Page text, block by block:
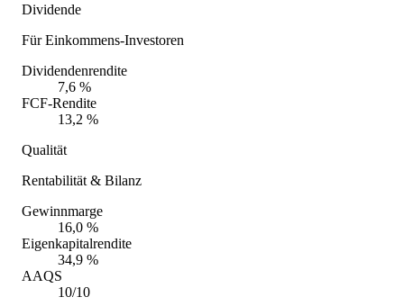
Dividende
Für Einkommens-Investoren
Dividendenrendite
7,6 %
FCF-Rendite
13,2 %
Qualität
Rentabilität & Bilanz
Gewinnmarge
16,0 %
Eigenkapitalrendite
34,9 %
AAQS
10/10